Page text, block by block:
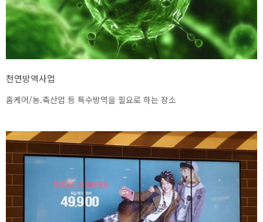
천연방역사업
홈케어/농.축산업 등 특수방역을 필요로 하는 장소